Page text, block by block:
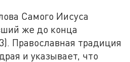
Самого Иисуса
же до конца
Православная традиция
и указывает, что